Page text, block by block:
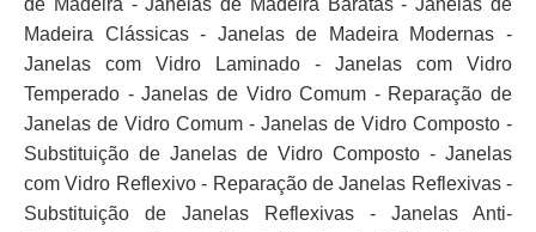
de Madeira - Janelas de Madeira Baratas - Janelas de
Madeira Clássicas - Janelas de Madeira Modernas -
Janelas com Vidro Laminado - Janelas com Vidro
Temperado - Janelas de Vidro Comum - Reparação de
Janelas de Vidro Comum - Janelas de Vidro Composto -
Substituição de Janelas de Vidro Composto - Janelas
com Vidro Reflexivo - Reparação de Janelas Reflexivas -
Substituição de Janelas Reflexivas - Janelas Anti-